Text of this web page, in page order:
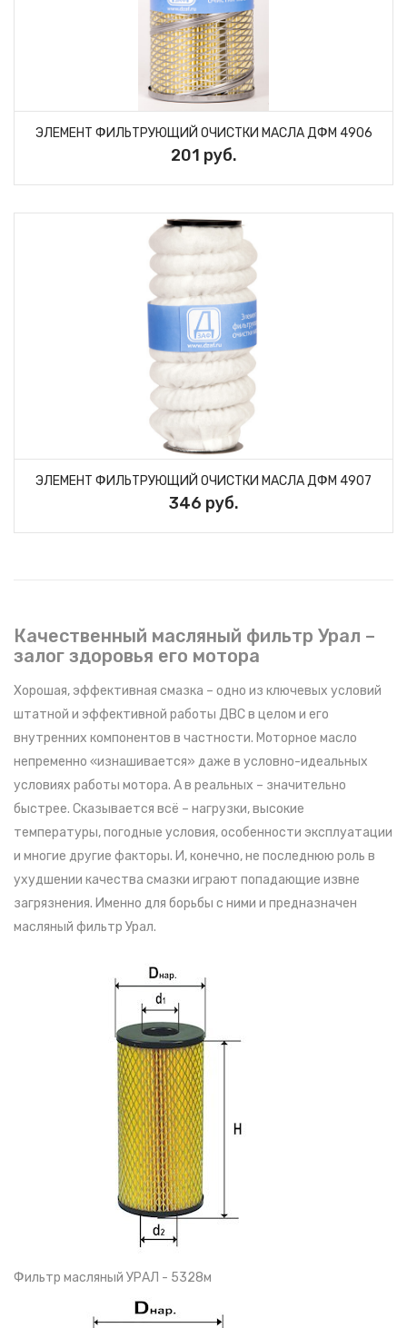
ЭЛЕМЕНТ ФИЛЬТРУЮЩИЙ ОЧИСТКИ МАСЛА ДФМ 4906
201 руб.
ЭЛЕМЕНТ ФИЛЬТРУЮЩИЙ ОЧИСТКИ МАСЛА ДФM 4907
346 руб.
Качественный масляный фильтр Урал –
залог здоровья его мотора
Хорошая, эффективная смазка – одно из ключевых условий
штатной и эффективной работы ДВС в целом и его
внутренних компонентов в частности. Моторное масло
непременно «изнашивается» даже в условно-идеальных
условиях работы мотора. А в реальных – значительно
быстрее. Сказывается всё – нагрузки, высокие
температуры, погодные условия, особенности эксплуатации
и многие другие факторы. И, конечно, не последнюю роль в
ухудшении качества смазки играют попадающие извне
загрязнения. Именно для борьбы с ними и предназначен
масляный фильтр Урал.
Фильтр масляный УРАЛ - 5328м